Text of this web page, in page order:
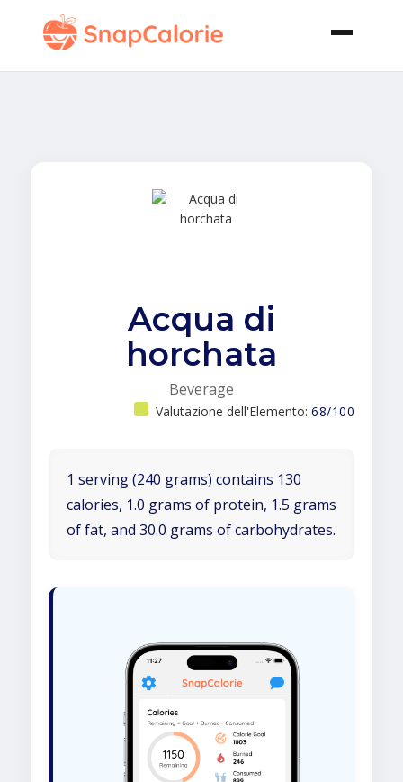
Acqua di
horchata
Beverage
Valutazione dell'Elemento: 68/100
1 serving (240 grams) contains 130
calories, 1.0 grams of protein, 1.5 grams
of fat, and 30.0 grams of carbohydrates.